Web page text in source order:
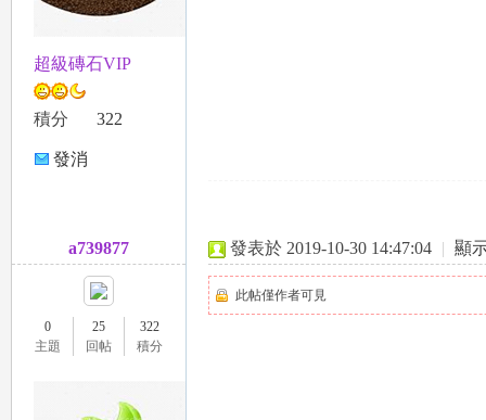
超級磚石VIP
積分 322
發消
a739877
0
主題
25
回帖
322
積分
發表於 2019-10-30 14:47:04 | 顯
此帖僅作者可見